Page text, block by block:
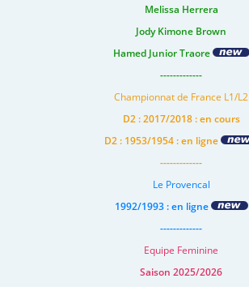
Melissa Herrera
Jody Kimone Brown
Hamed Junior Traore
-------------
Championnat de France L1/L2
D2 : 2017/2018 : en cours
D2 : 1953/1954 : en ligne
-------------
Le Provencal
1992/1993 : en ligne
-------------
Equipe Feminine
Saison 2025/2026